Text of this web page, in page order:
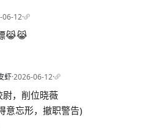
06-12·
😹😹
虾·2026-06-12·
，削位晓薇
意忘形，撤职警告)